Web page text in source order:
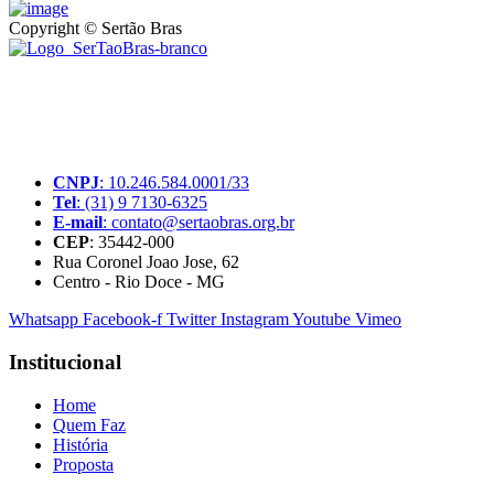
Copyright © Sertão Bras
CNPJ: 10.246.584.0001/33
Tel: (31) 9 7130-6325
E-mail: contato@sertaobras.org.br
CEP: 35442-000
Rua Coronel Joao Jose, 62
Centro - Rio Doce - MG
Whatsapp Facebook-f Twitter InstagramYoutube Vimeo
Institucional
Home
Quem Faz
História
Proposta